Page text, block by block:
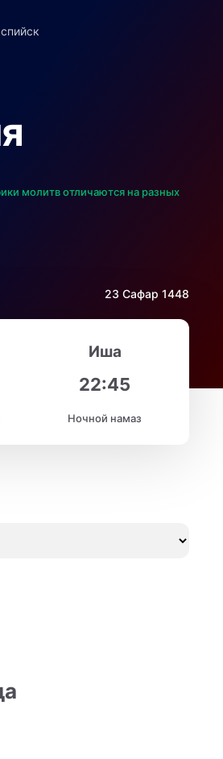
молитв отличаются на разных
23 Сафар 1448
Иша
22:45
Ночной намаз